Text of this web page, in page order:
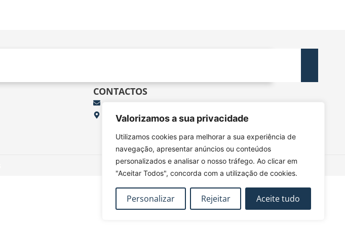
Valorizamos a sua privacidade
Utilizamos cookies para melhorar a sua experiência de
navegação, apresentar anúncios ou conteúdos
personalizados e analisar o nosso tráfego. Ao clicar em
"Aceitar Todos", concorda com a utilização de cookies.
Personalizar Rejeitar Aceite tudo
CONTACTOS
FUNDEC - IST - DECivil